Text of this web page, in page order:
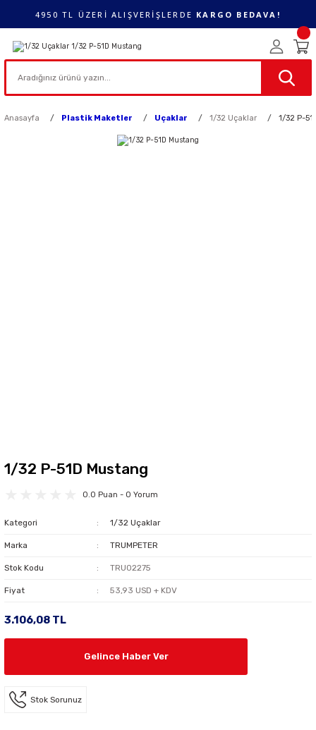
4950 TL ÜZERİ ALIŞVERİŞLERDE KARGO BEDAVA!
Anasayfa Plastik Maketler Uçaklar 1/32 Uçaklar 1/32 P-
1/32 P-51D Mustang
0.0 Puan - 0 Yorum
Kategori 1/32 Uçaklar
Marka TRUMPETER
Stok Kodu TRU02275
Fiyat 53,93 USD + KDV
3.106,08 TL
Gelince Haber Ver
Stok Sorunuz